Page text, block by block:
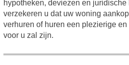
hypotheken, deviezen en juridische
verzekeren u dat uw woning
verhuren of huren een plezierige
voor u zal zijn.